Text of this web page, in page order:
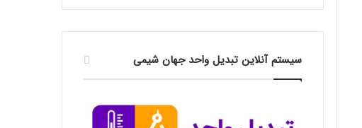
سیستم آنلاین تبدیل واحد جهان شیمی